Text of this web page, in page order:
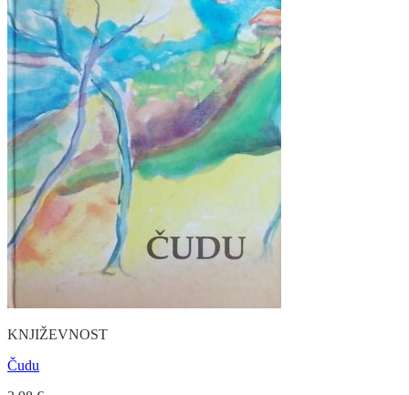
KNJIŽEVNOST
Čudu